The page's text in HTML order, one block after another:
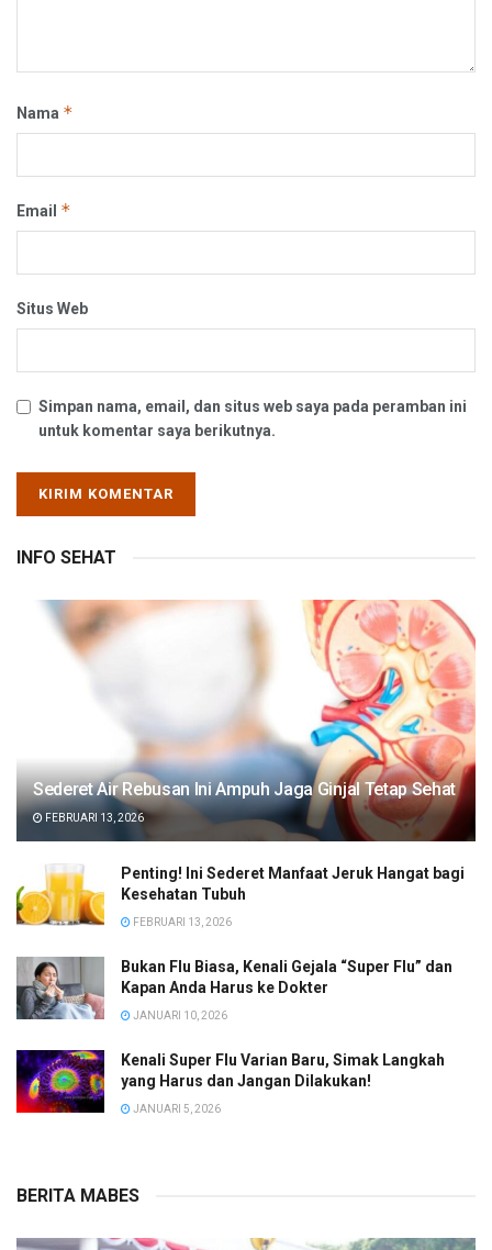
Nama *
Email *
Situs Web
Simpan nama, email, dan situs web saya pada peramban ini
untuk komentar saya berikutnya.
INFO SEHAT
Sederet Air Rebusan Ini Ampuh Jaga Ginjal Tetap Sehat
FEBRUARI 13, 2026
Penting! Ini Sederet Manfaat Jeruk Hangat bagi
Kesehatan Tubuh
FEBRUARI 13, 2026
Bukan Flu Biasa, Kenali Gejala “Super Flu” dan
Kapan Anda Harus ke Dokter
JANUARI 10, 2026
Kenali Super Flu Varian Baru, Simak Langkah
yang Harus dan Jangan Dilakukan!
JANUARI 5, 2026
BERITA MABES